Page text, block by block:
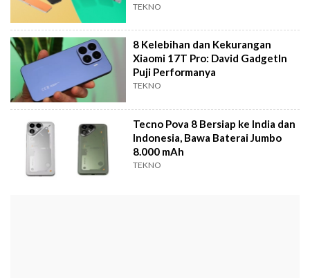
TEKNO
8 Kelebihan dan Kekurangan
Xiaomi 17T Pro: David GadgetIn
Puji Performanya
TEKNO
Tecno Pova 8 Bersiap ke India dan
Indonesia, Bawa Baterai Jumbo
8.000 mAh
TEKNO